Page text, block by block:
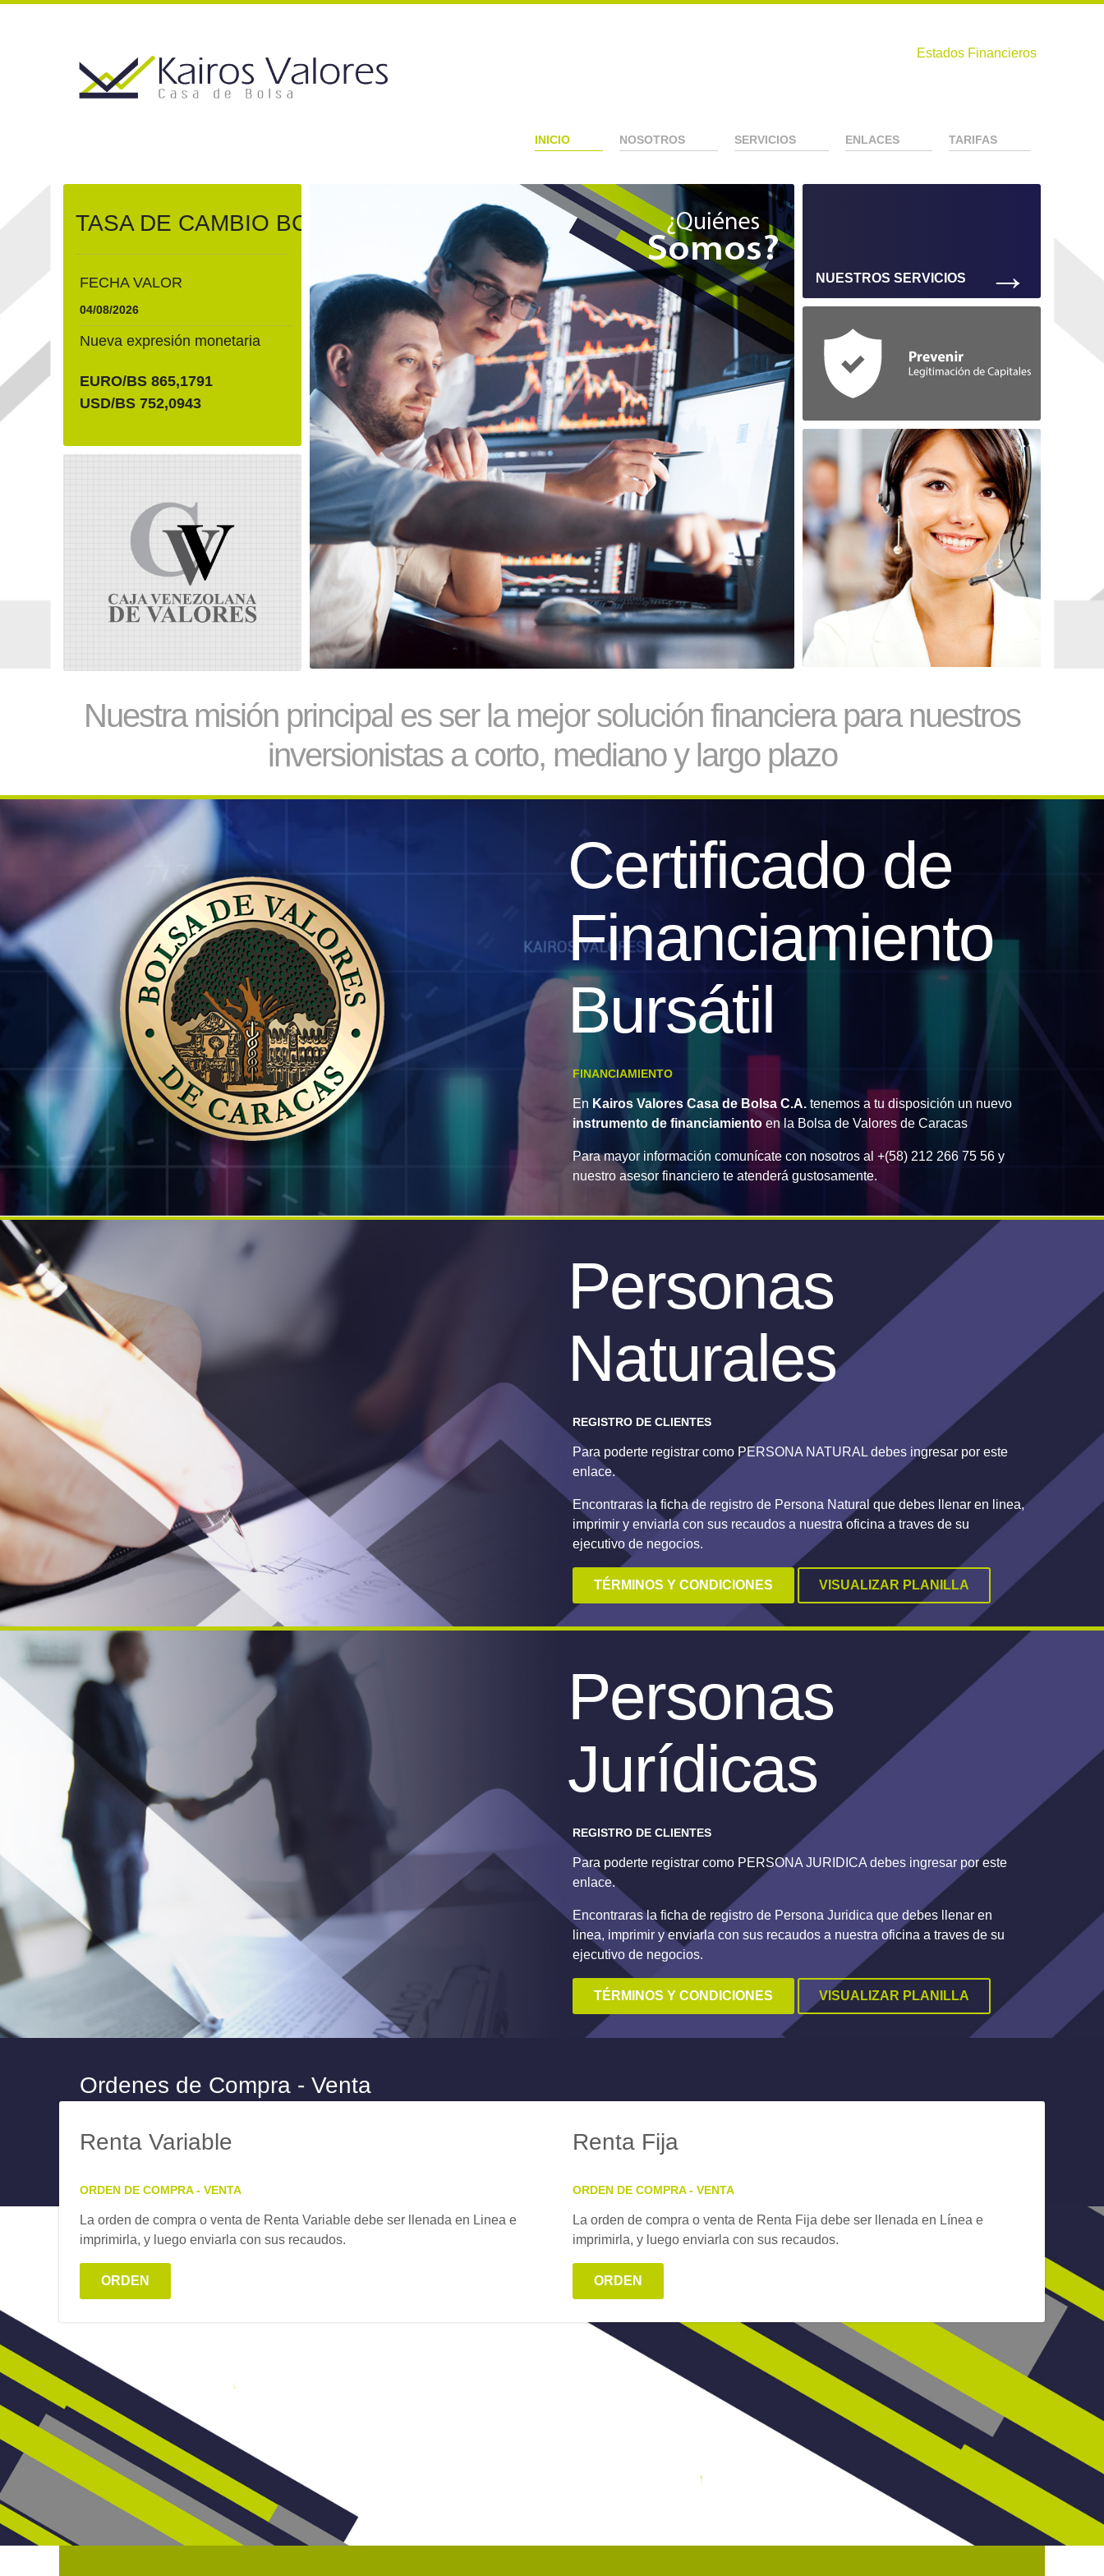
Estados Financieros
INICIO NOSOTROS SERVICIOS ENLACES TARIFAS
TASA DE CAMBIO BCV
FECHA VALOR
04/08/2026
Nueva expresión monetaria
EURO/BS 865,1791
USD/BS 752,0943
NUESTROS SERVICIOS →
Nuestra misión principal es ser la mejor solución financiera para nuestros
inversionistas a corto, mediano y largo plazo
Certificado de
Financiamiento
Bursátil
FINANCIAMIENTO
En Kairos Valores Casa de Bolsa C.A. tenemos a tu disposición un nuevo
instrumento de financiamiento en la Bolsa de Valores de Caracas
Para mayor información comunícate con nosotros al +(58) 212 266 75 56 y
nuestro asesor financiero te atenderá gustosamente.
Personas
Naturales
REGISTRO DE CLIENTES
Para poderte registrar como PERSONA NATURAL debes ingresar por este
enlace.
Encontraras la ficha de registro de Persona Natural que debes llenar en linea,
imprimir y enviarla con sus recaudos a nuestra oficina a traves de su
ejecutivo de negocios.
TÉRMINOS Y CONDICIONES VISUALIZAR PLANILLA
Personas
Jurídicas
REGISTRO DE CLIENTES
Para poderte registrar como PERSONA JURIDICA debes ingresar por este
enlace.
Encontraras la ficha de registro de Persona Juridica que debes llenar en
linea, imprimir y enviarla con sus recaudos a nuestra oficina a traves de su
ejecutivo de negocios.
TÉRMINOS Y CONDICIONES VISUALIZAR PLANILLA
Ordenes de Compra - Venta
Renta Variable
ORDEN DE COMPRA - VENTA
La orden de compra o venta de Renta Variable debe ser llenada en Linea e
imprimirla, y luego enviarla con sus recaudos.
ORDEN
Renta Fija
ORDEN DE COMPRA - VENTA
La orden de compra o venta de Renta Fija debe ser llenada en Línea e
imprimirla, y luego enviarla con sus recaudos.
ORDEN